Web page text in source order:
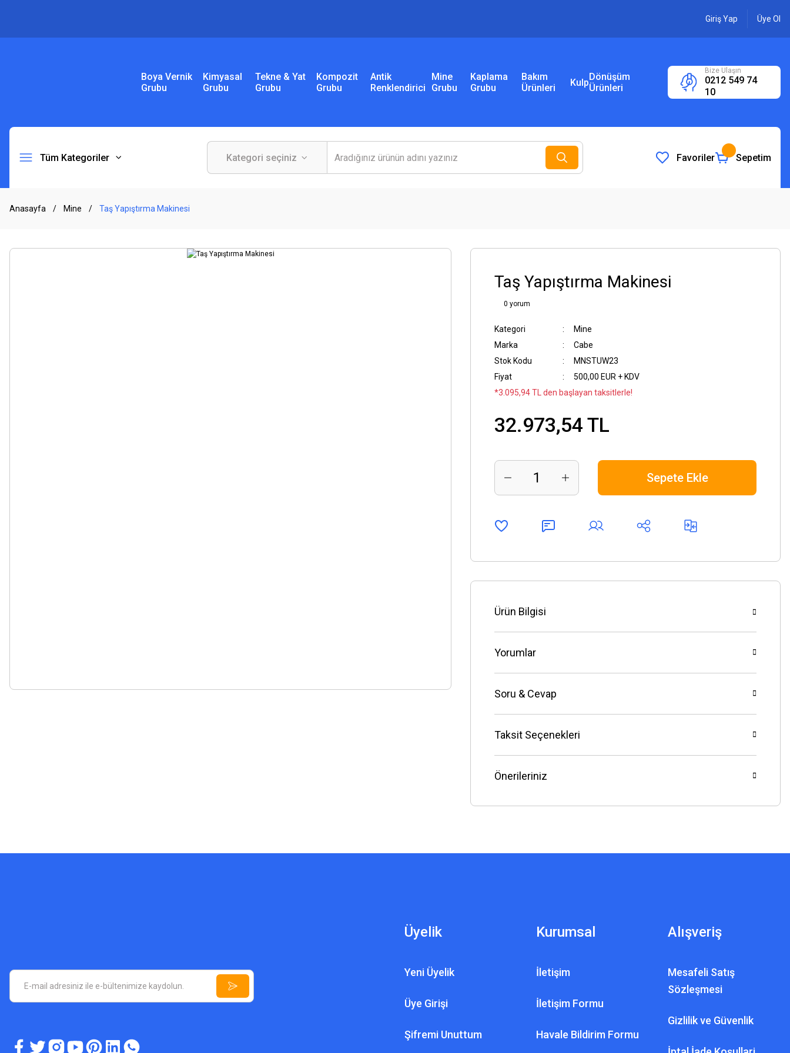
Giriş Yap Üye Ol
Boya Vernik
Grubu
Kimyasal
Grubu
Tekne & Yat
Grubu
Kompozit
Grubu
Antik
Renklendirici
Mine
Grubu
Kaplama
Grubu
Bakım
Ürünleri
KulpDönüşüm
Ürünleri
Bize Ulaşın
0212 549 74
10
Tüm Kategoriler Favoriler Sepetim
Anasayfa Mine Taş Yapıştırma Makinesi
Taş Yapıştırma Makinesi
0 yorum
Kategori
Mine
Marka
Cabe
Stok Kodu
MNSTUW23
Fiyat
500,00 EUR + KDV
*3.095,94 TL den başlayan taksitlerle!
32.973,54 TL
Sepete Ekle
Ürün Bilgisi
Yorumlar
Soru & Cevap
Taksit Seçenekleri
Önerileriniz
Üyelik
Yeni Üyelik
Üye Girişi
Şifremi Unuttum
Kurumsal
İletişim
İletişim Formu
Havale Bildirim Formu
Alışveriş
Mesafeli Satış
Sözleşmesi
Gizlilik ve Güvenlik